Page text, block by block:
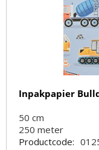
Inpakpapier
50 cm
250 meter
Productcode: